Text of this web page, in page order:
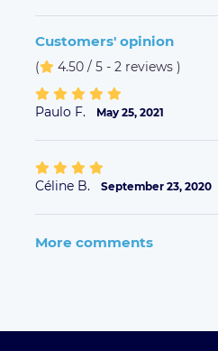
Customers' opinion
( 4.50 / 5 - 2 reviews )
Paulo F. May 25, 2021
Céline B. September 23, 2020
More comments